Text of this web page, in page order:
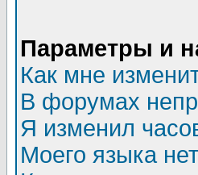
Параметры и
Как мне
В форумах
Я изменил
Моего языка